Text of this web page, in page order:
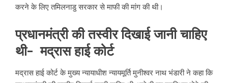
करने के लिए तमिलनाडु सरकार से माफी की मांग की थी।
प्रधानमंत्री की तस्वीर दिखाई जानी चाहिए
थी- मद्रास हाई कोर्ट
मद्रास हाई कोर्ट के मुख्य न्यायाधीश न्यायमूर्ति मुनीश्वर नाथ भंडारी ने कहा कि